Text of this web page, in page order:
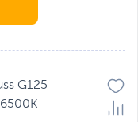
G125